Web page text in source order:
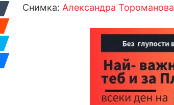
Снимка:Александра Тороманова